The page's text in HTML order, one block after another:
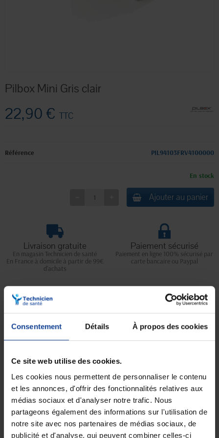
Consentement Détails À propos des cookies
Ce site web utilise des cookies.
Les cookies nous permettent de personnaliser le contenu
et les annonces, d'offrir des fonctionnalités relatives aux
médias sociaux et d'analyser notre trafic. Nous
partageons également des informations sur l'utilisation de
notre site avec nos partenaires de médias sociaux, de
publicité et d'analyse, qui peuvent combiner celles-ci
Pilbox Mini Gris clair
22,90 € TTC
Référence PIL94103FRV4100000
En stock
Ajouter au panier
Livraison gratuite
En magasin Technicien de santé
En France à domicile à partir de 99€
d'achats
Paiement sécurisé
Paiement en ligne 100% sécurisé par
carte bancaire ou Paypal
Expédition Service client
18h
Description
Un pilulier très compact, chic et pratique.
Le Pilbox Mini estidéal pour l’emporter partout avec vous.
Il dispose également de cases amovibles pour emporter votre
traitement sur une ou plusieurs journées.